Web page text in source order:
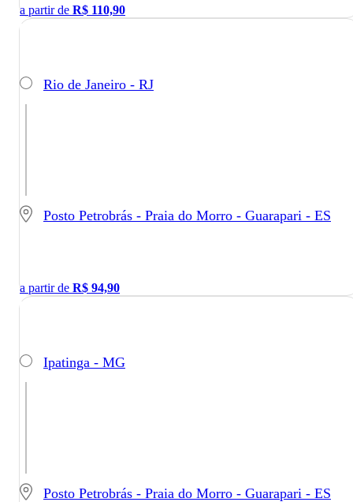
a partir de R$ 110,90
Rio de Janeiro - RJ
Posto Petrobrás - Praia do Morro - Guarapari - ES
a partir de R$ 94,90
Ipatinga - MG
Posto Petrobrás - Praia do Morro - Guarapari - ES